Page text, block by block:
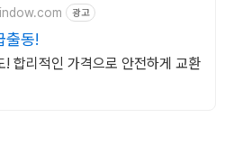
광고
출동!
! 합리적인 가격으로 안전하게 교환